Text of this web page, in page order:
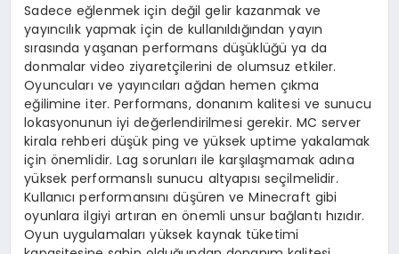
Sadece eğlenmek için değil gelir kazanmak ve
yayıncılık yapmak için de kullanıldığından yayın
sırasında yaşanan performans düşüklüğü ya da
donmalar video ziyaretçilerini de olumsuz etkiler.
Oyuncuları ve yayıncıları ağdan hemen çıkma
eğilimine iter. Performans, donanım kalitesi ve sunucu
lokasyonunun iyi değerlendirilmesi gerekir. MC server
kirala rehberi düşük ping ve yüksek uptime yakalamak
için önemlidir. Lag sorunları ile karşılaşmamak adına
yüksek performanslı sunucu altyapısı seçilmelidir.
Kullanıcı performansını düşüren ve Minecraft gibi
oyunlara ilgiyi artıran en önemli unsur bağlantı hızıdır.
Oyun uygulamaları yüksek kaynak tüketimi